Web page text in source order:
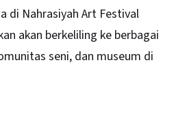
di Nahrasiyah Art Festival
akan berkeliling ke berbagai
seni, dan museum di